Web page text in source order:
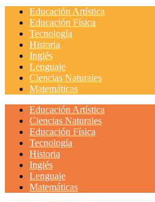
Educación Artística
Educación Física
Tecnología
Historia
Inglés
Lenguaje
Ciencias Naturales
Matemáticas
Educación Artística
Ciencias Naturales
Educación Física
Tecnología
Historia
Inglés
Lenguaje
Matemáticas